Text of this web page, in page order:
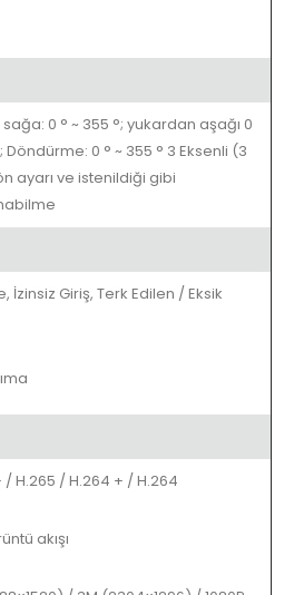
0 ° ~ 355 °; yukardan aşağı 0
Döndürme: 0 ° ~ 355 ° 3 Eksenli (3
ayarı ve istenildiği gibi
İzinsiz Giriş, Terk Edilen / Eksik
/ H.265 / H.264 + / H.264
akışı